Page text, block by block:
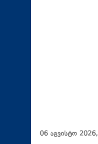
06 აგვისტო 2026,